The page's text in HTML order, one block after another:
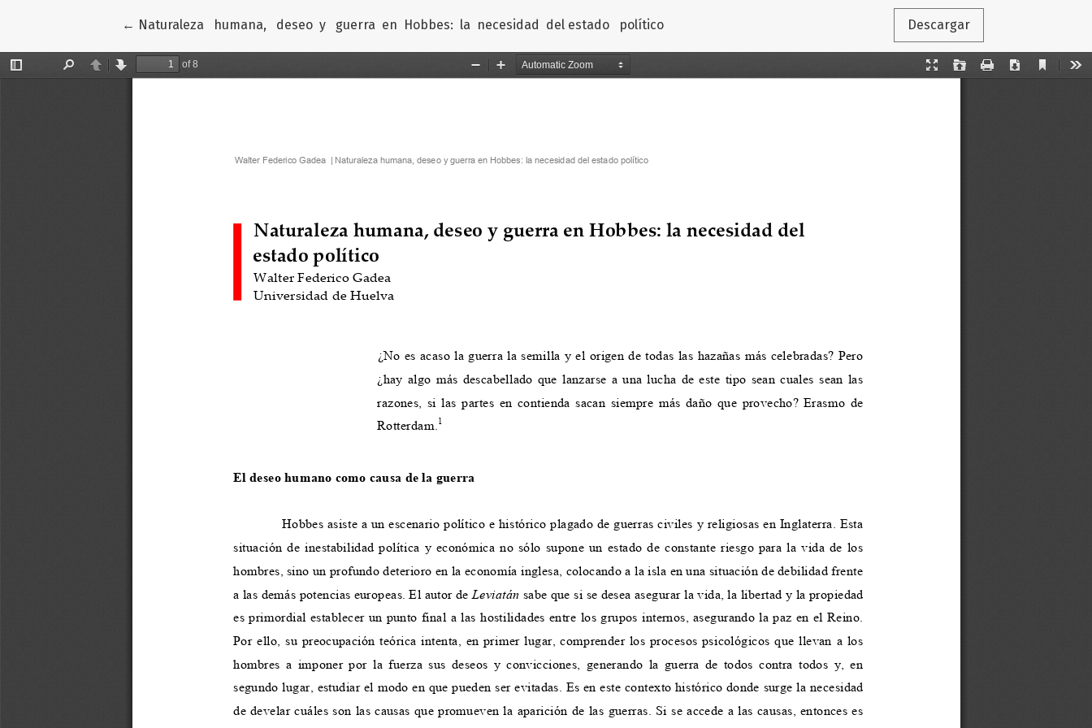
← Volver a los detalles del artículo
Naturaleza humana, deseo y guerra en Hobbes: la necesidad del estado político Descargar